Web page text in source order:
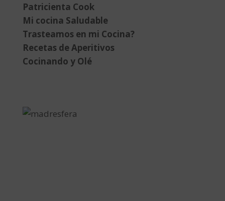
Patricienta Cook
Mi cocina Saludable
Trasteamos en mi Cocina?
Recetas de Aperitivos
Cocinando y Olé